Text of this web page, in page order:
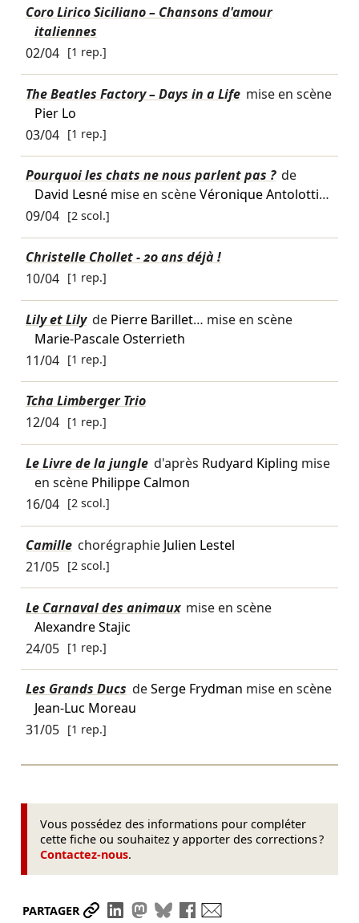
Coro Lirico Siciliano – Chansons d'amour
italiennes
02/04 [1 rep.]
The Beatles Factory – Days in a Life mise en scène
Pier Lo
03/04 [1 rep.]
Pourquoi les chats ne nous parlent pas ? de
David Lesnémise en scèneVéronique Antolotti…
09/04 [2 scol.]
Christelle Chollet - 20 ans déjà !
10/04 [1 rep.]
Lily et Lily de Pierre Barillet… mise en scène
Marie-Pascale Osterrieth
11/04 [1 rep.]
Tcha Limberger Trio
12/04 [1 rep.]
Le Livre de la jungle d'après Rudyard Kipling mise
en scène Philippe Calmon
16/04 [2 scol.]
Camille chorégraphie Julien Lestel
21/05 [2 scol.]
Le Carnaval des animaux mise en scène
Alexandre Stajic
24/05 [1 rep.]
Les Grands Ducs deSerge Frydman mise en scène
Jean-Luc Moreau
31/05 [1 rep.]
Vous possédez des informations pour compléter
cette fiche ou souhaitez y apporter des corrections ?
Contactez-nous.
PARTAGER Partager le lien
Partager sur LinkedIn
Partager sur Mastodon
Partager sur Bluesky
Partager sur Facebook